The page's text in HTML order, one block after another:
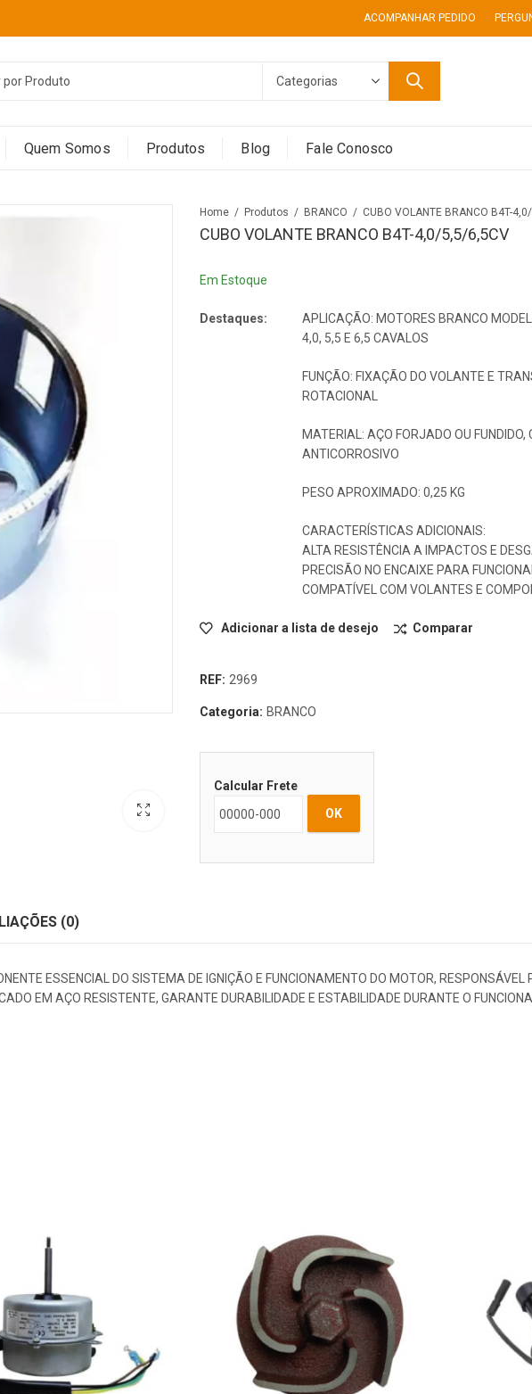
ACOMPANHAR PEDIDO
Quem Somos Produtos Blog Fale Conosco
Home Produtos BRANCO
CUBO VOLANTE BRANCO B4T-4,0/5,5/6,5CV
Em Estoque
Destaques:
APLICAÇÃO: MOTORES BRANCO
4,0, 5,5 E 6,5 CAVALOS
FUNÇÃO: FIXAÇÃO DO VOLANTE E
ROTACIONAL
MATERIAL: AÇO FORJADO OU
ANTICORROSIVO
PESO APROXIMADO: 0,25 KG
CARACTERÍSTICAS ADICIONAIS:
ALTA RESISTÊNCIA A IMPACTOS E
PRECISÃO NO ENCAIXE PARA
COMPATÍVEL COM VOLANTES E
Adicionar a lista de desejo Comparar
REF: 2969
Categoria: BRANCO
Calcular Frete
OK
(0)
ESSENCIAL DO SISTEMA DE IGNIÇÃO E FUNCIONAMENTO DO MOTOR, RESPONSÁVEL
EM AÇO RESISTENTE, GARANTE DURABILIDADE E ESTABILIDADE DURANTE O